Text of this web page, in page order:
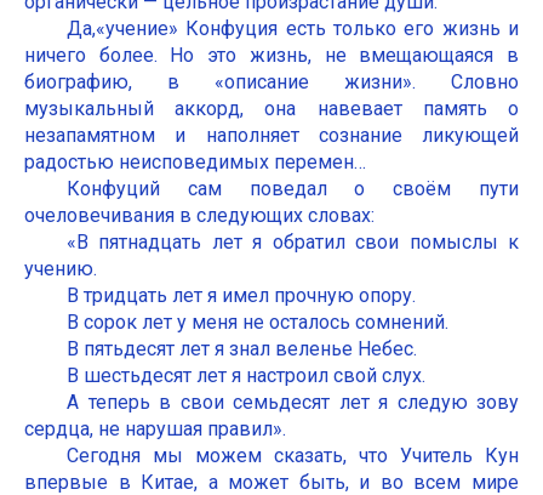
Да,«учение» Конфуция есть только его жизнь и
ничего более. Но это жизнь, не вмещающаяся в
биографию, в «описание жизни». Словно
музыкальный аккорд, она навевает память о
незапамятном и наполняет сознание ликующей
радостью неисповедимых перемен…
Конфуций сам поведал о своём пути
очеловечивания в следующих словах:
«В пятнадцать лет я обратил свои помыслы к
учению.
В тридцать лет я имел прочную опору.
В сорок лет у меня не осталось сомнений.
В пятьдесят лет я знал веленье Небес.
В шестьдесят лет я настроил свой слух.
А теперь в свои семьдесят лет я следую зову
сердца, не нарушая правил».
Сегодня мы можем сказать, что Учитель Кун
впервые в Китае, а может быть, и во всем мире